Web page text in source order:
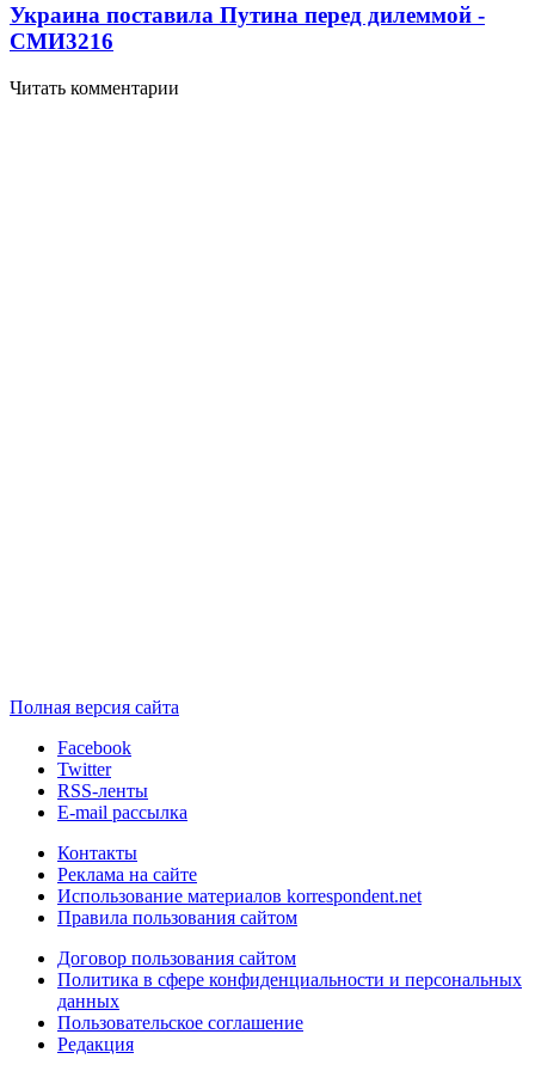
Украина поставила Путина перед дилеммой -
СМИ3216
Читать комментарии
Полная версия сайта
Facebook
Twitter
RSS-ленты
E-mail рассылка
Контакты
Реклама на сайте
Использование материалов korrespondent.net
Правила пользования сайтом
Договор пользования сайтом
Политика в сфере конфиденциальности и персональных
данных
Пользовательское соглашение
Редакция